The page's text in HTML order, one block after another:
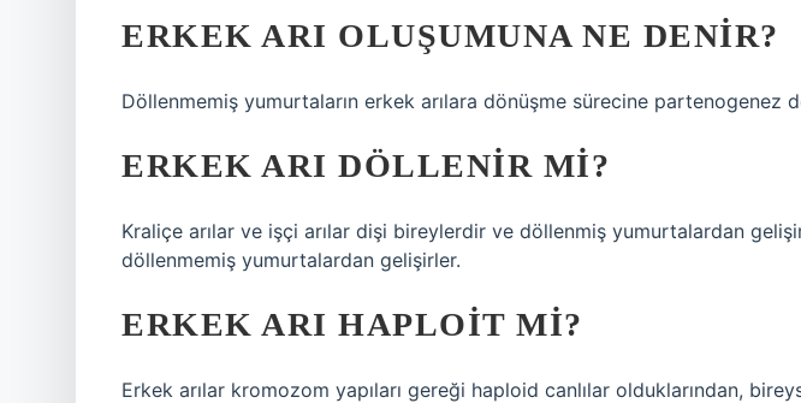
ERKEK ARI OLUŞUMUNA NE DENIR?
Döllenmemiş yumurtaların erkek arılara dönüşme sürecine partenogenez
ERKEK ARI DÖLLENIR MI?
Kraliçe arılar ve işçi arılar dişi bireylerdir ve döllenmiş yumurtalardan
döllenmemiş yumurtalardan gelişirler.
ERKEK ARI HAPLOIT MI?
Erkek arılar kromozom yapıları gereği haploid canlılar olduklarından,